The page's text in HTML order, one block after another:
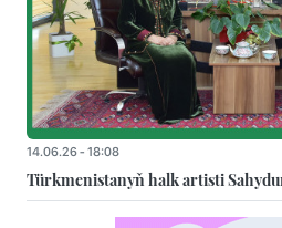
14.06.26 - 18:08
Türkmenistanyň halk artisti